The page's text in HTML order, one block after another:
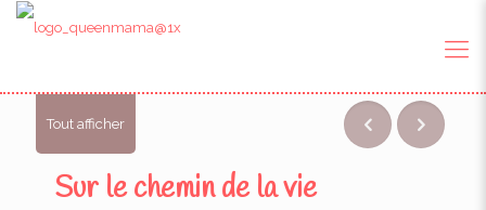
Tout afficher
Sur le chemin de la vie